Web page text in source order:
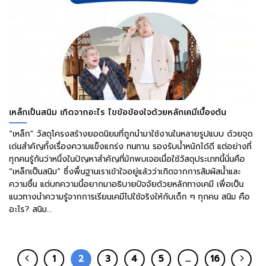
เหล็กเป็นสนิม เกิดจากอะไร ไขข้อข้องใจด้วยหลักเคมีเบื้องต้น
“เหล็ก” วัสดุโครงสร้างยอดนิยมที่ถูกนำมาใช้งานในหลายรูปแบบ ด้วยจุด
เด่นสำคัญทั้งเรื่องความแข็งแกร่ง ทนทาน รองรับน้ำหนักได้ดี แต่อย่างที่
ทุกคนรู้กันว่าหนึ่งในปัญหาสำคัญที่มักพบเจอเมื่อใช้วัสดุประเภทนี้นั่นคือ
“เหล็กเป็นสนิม” ซึ่งพื้นฐานเราเข้าใจอยู่แล้วว่าเกิดจากการสัมผัสน้ำและ
ความชื้น แต่บทความนี้อยากมาอธิบายปัจจัยด้วยหลักทางเคมี เพื่อเป็น
แนวทางนำความรู้จากการเรียนเคมีไปใช้จริงให้กับเด็ก ๆ ทุกคน สนิม คือ
อะไร? สนิม...
1 2 3 4 5 … 16